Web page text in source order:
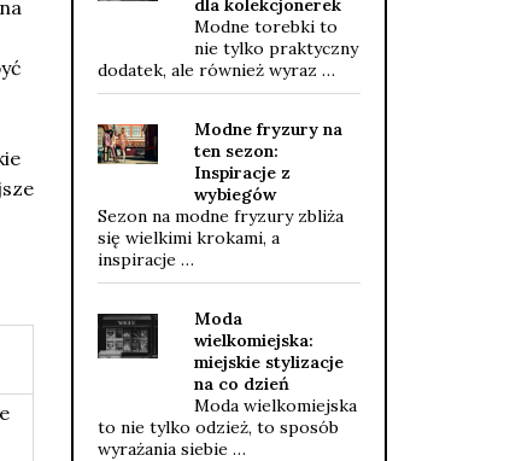
dla kolekcjonerek
Modne torebki to
nie tylko praktyczny
dodatek, ale również wyraz …
Modne fryzury na
ten sezon:
Inspiracje z
wybiegów
Sezon na modne fryzury zbliża
się wielkimi krokami, a
inspiracje …
Moda
wielkomiejska:
miejskie stylizacje
na co dzień
Moda wielkomiejska
to nie tylko odzież, to sposób
wyrażania siebie …